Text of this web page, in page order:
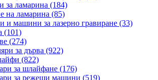
за ламарина (184)
на ламарина (85)
и машини за лазерно гравиране (33)
(101)
(274)
за дърва (922)
(822)
за шлайфане (176)
за режещи машини (519)